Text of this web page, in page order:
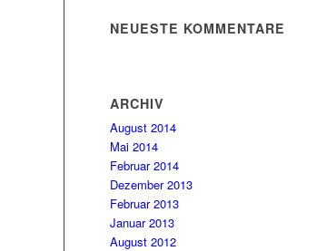
NEUESTE KOMMENTARE
ARCHIV
August 2014
Mai 2014
Februar 2014
Dezember 2013
Februar 2013
Januar 2013
August 2012